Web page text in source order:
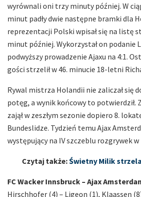
wyrównali oni trzy minuty później. W
minut padły dwie następne bramki dla
reprezentacji Polski wpisał się na listę
minut później. Wykorzystał on podanie
podwyższy prowadzenie Ajaxu na 4:1.
gości strzelił w 46. minucie 18-letni
Rywal mistrza Holandii nie zaliczał się
potęg, a wynik końcowy to potwierdził.
zajął w zeszłym sezonie dopiero 8.
Bundeslidze. Tydzień temu Ajax
występujący na IV szczeblu rozgrywek
Czytaj także:Świetny Milik
FC Wacker Innsbruck – Ajax
Hirschhofer (4) – Ligeon (1), Klaassen